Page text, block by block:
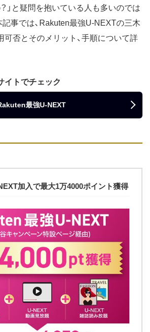
」と疑問を抱いている人も多いのでは
記事では、Rakuten最強U-NEXTの三木
可否とそのメリット、手順について詳
イトでチェック
最強U-NEXT
加入で最大1万4000ポイント獲得